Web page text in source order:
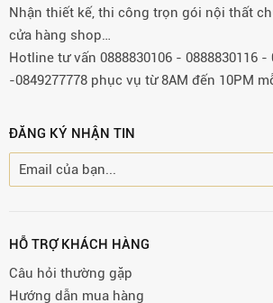
Nhận thiết kế, thi công trọn gói nội thất
cửa hàng shop…
Hotline tư vấn 0888830106 - 0888830116 -
-0849277778 phục vụ từ 8AM đến 10PM
ĐĂNG KÝ NHẬN TIN
HỖ TRỢ KHÁCH HÀNG
Câu hỏi thường gặp
Hướng dẫn mua hàng